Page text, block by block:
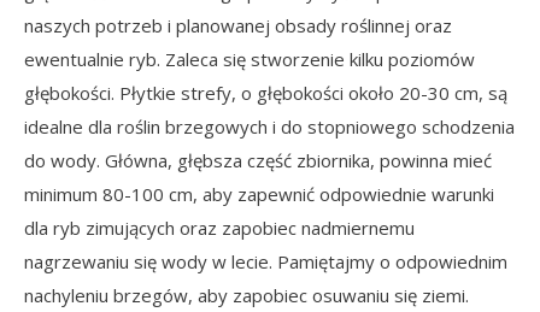
naszych potrzeb i planowanej obsady roślinnej oraz
ewentualnie ryb. Zaleca się stworzenie kilku poziomów
głębokości. Płytkie strefy, o głębokości około 20-30 cm, są
idealne dla roślin brzegowych i do stopniowego schodzenia
do wody. Główna, głębsza część zbiornika, powinna mieć
minimum 80-100 cm, aby zapewnić odpowiednie warunki
dla ryb zimujących oraz zapobiec nadmiernemu
nagrzewaniu się wody w lecie. Pamiętajmy o odpowiednim
nachyleniu brzegów, aby zapobiec osuwaniu się ziemi.